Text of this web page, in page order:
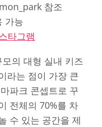
참조
가능
타그램
의 대형 실내 키즈
라는 점이 가장 큰
파크 콘셉트로 꾸
전체의 70%를 차
수 있는 공간을 제